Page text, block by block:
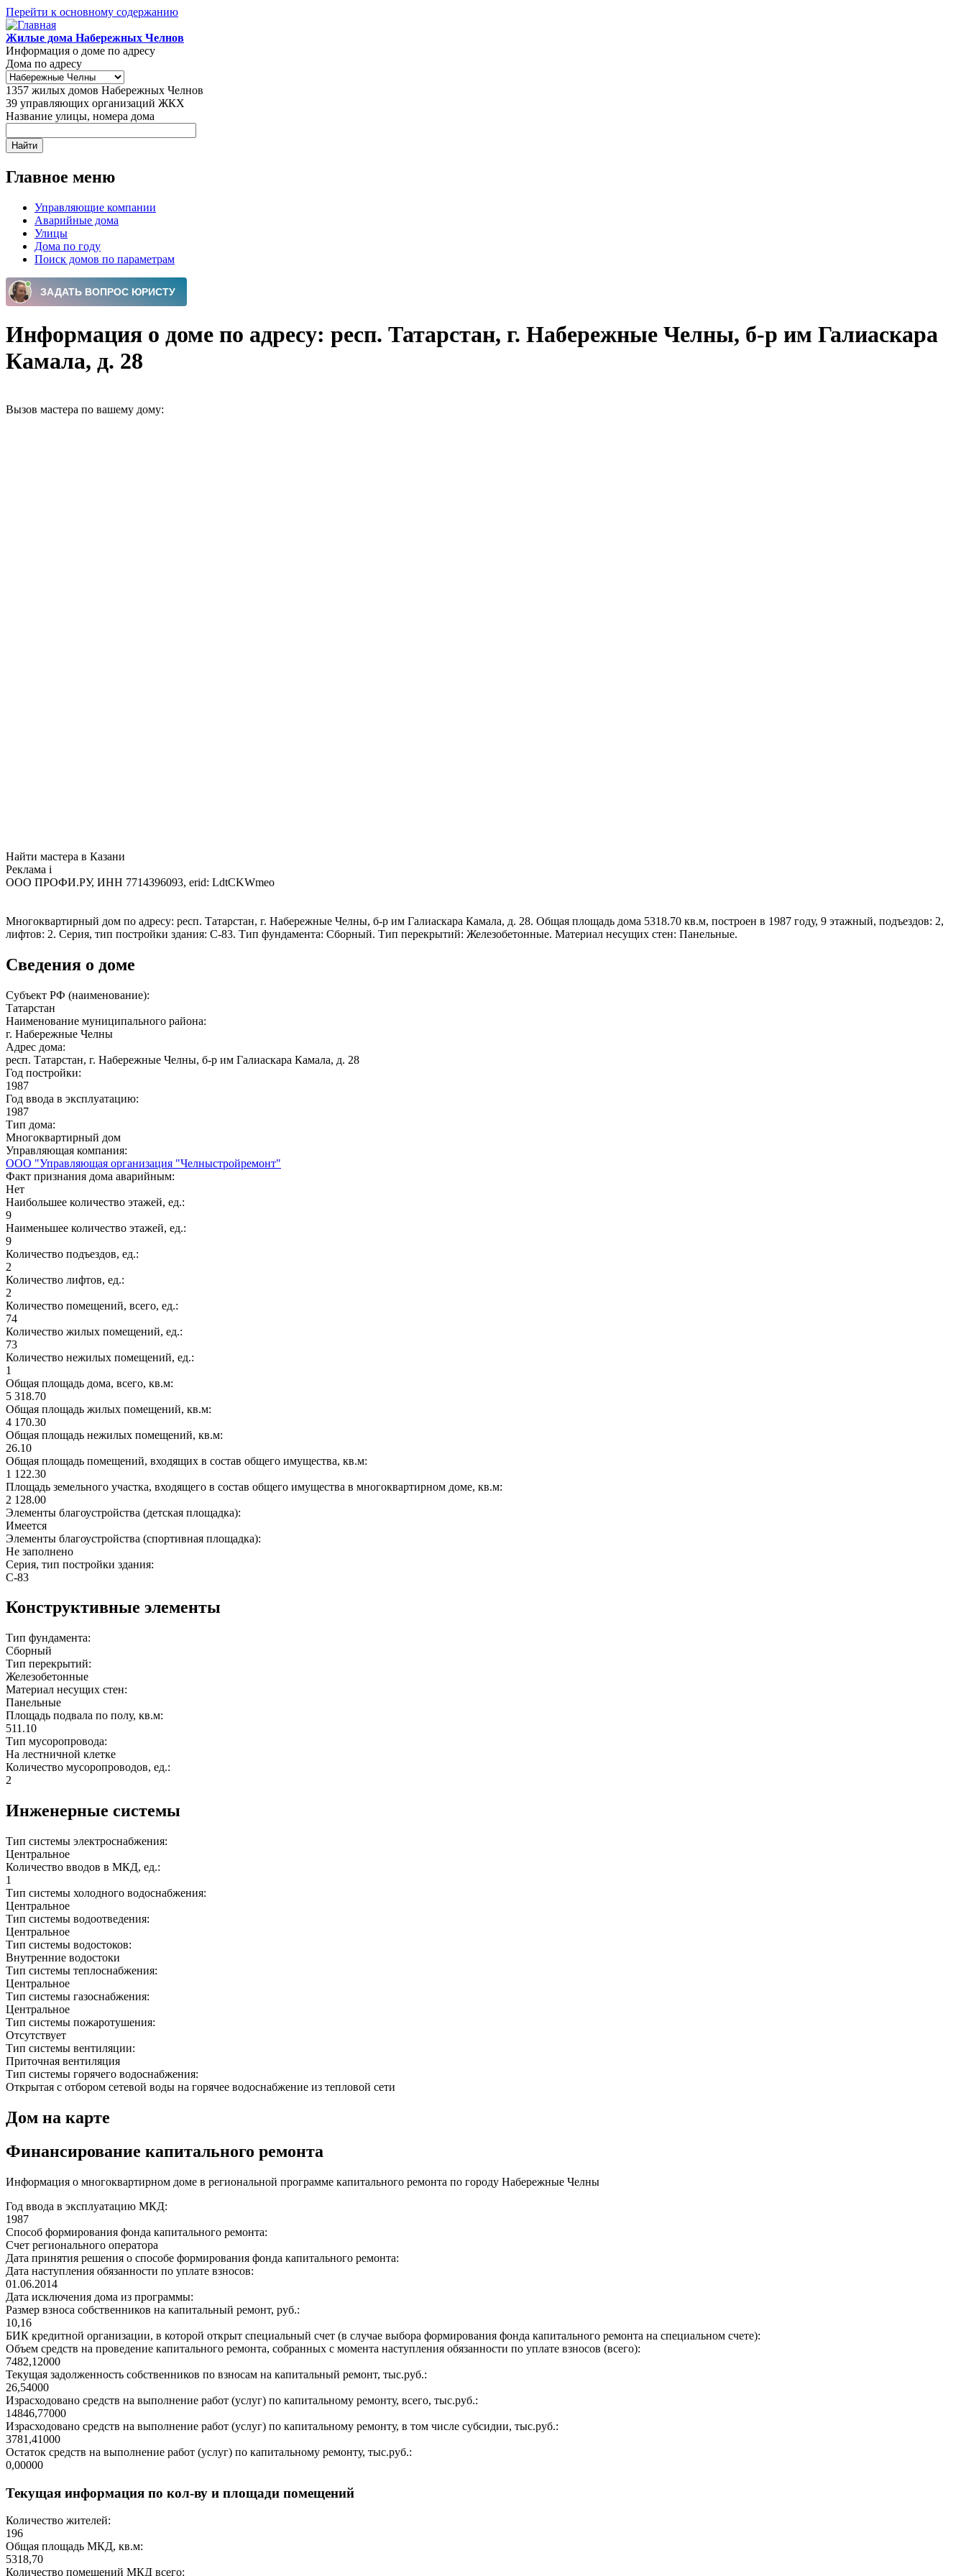
Перейти к основному содержанию
Жилые дома Набережных Челнов
Информация о доме по адресу
Дома по адресу
1357 жилых домов Набережных Челнов
39 управляющих организаций ЖКХ
Название улицы, номера дома
Главное меню
Управляющие компании
Аварийные дома
Улицы
Дома по году
Поиск домов по параметрам
Информация о доме по адресу: респ. Татарстан, г. Набережные Челны, б-р им Галиаскара
Камала, д. 28
Вызов мастера по вашему дому:
Найти мастера в Казани
Реклама i
ООО ПРОФИ.РУ, ИНН 7714396093, erid: LdtCKWmeo
Многоквартирный дом по адресу: респ. Татарстан, г. Набережные Челны, б-р им Галиаскара Камала, д. 28. Общая площадь дома 5318.70 кв.м, построен в 1987 году, 9 этажный, подъездов: 2,
лифтов: 2. Серия, тип постройки здания: С-83. Тип фундамента: Сборный. Тип перекрытий: Железобетонные. Материал несущих стен: Панельные.
Сведения о доме
Субъект РФ (наименование):
Татарстан
Наименование муниципального района:
г. Набережные Челны
Адрес дома:
респ. Татарстан, г. Набережные Челны, б-р им Галиаскара Камала, д. 28
Год постройки:
1987
Год ввода в эксплуатацию:
1987
Тип дома:
Многоквартирный дом
Управляющая компания:
ООО "Управляющая организация "Челныстройремонт"
Факт признания дома аварийным:
Нет
Наибольшее количество этажей, ед.:
9
Наименьшее количество этажей, ед.:
9
Количество подъездов, ед.:
2
Количество лифтов, ед.:
2
Количество помещений, всего, ед.:
74
Количество жилых помещений, ед.:
73
Количество нежилых помещений, ед.:
1
Общая площадь дома, всего, кв.м:
5 318.70
Общая площадь жилых помещений, кв.м:
4 170.30
Общая площадь нежилых помещений, кв.м:
26.10
Общая площадь помещений, входящих в состав общего имущества, кв.м:
1 122.30
Площадь земельного участка, входящего в состав общего имущества в многоквартирном доме, кв.м:
2 128.00
Элементы благоустройства (детская площадка):
Имеется
Элементы благоустройства (спортивная площадка):
Не заполнено
Серия, тип постройки здания:
С-83
Конструктивные элементы
Тип фундамента:
Сборный
Тип перекрытий:
Железобетонные
Материал несущих стен:
Панельные
Площадь подвала по полу, кв.м:
511.10
Тип мусоропровода:
На лестничной клетке
Количество мусоропроводов, ед.:
2
Инженерные системы
Тип системы электроснабжения:
Центральное
Количество вводов в МКД, ед.:
1
Тип системы холодного водоснабжения:
Центральное
Тип системы водоотведения:
Центральное
Тип системы водостоков:
Внутренние водостоки
Тип системы теплоснабжения:
Центральное
Тип системы газоснабжения:
Центральное
Тип системы пожаротушения:
Отсутствует
Тип системы вентиляции:
Приточная вентиляция
Тип системы горячего водоснабжения:
Открытая с отбором сетевой воды на горячее водоснабжение из тепловой сети
Дом на карте
Финансирование капитального ремонта
Информация о многоквартирном доме в региональной программе капитального ремонта по городу Набережные Челны
Год ввода в эксплуатацию МКД:
1987
Способ формирования фонда капитального ремонта:
Счет регионального оператора
Дата принятия решения о способе формирования фонда капитального ремонта:
Дата наступления обязанности по уплате взносов:
01.06.2014
Дата исключения дома из программы:
Размер взноса собственников на капитальный ремонт, руб.:
10,16
БИК кредитной организации, в которой открыт специальный счет (в случае выбора формирования фонда капитального ремонта на специальном счете):
Объем средств на проведение капитального ремонта, собранных с момента наступления обязанности по уплате взносов (всего):
7482,12000
Текущая задолженность собственников по взносам на капитальный ремонт, тыс.руб.:
26,54000
Израсходовано средств на выполнение работ (услуг) по капитальному ремонту, всего, тыс.руб.:
14846,77000
Израсходовано средств на выполнение работ (услуг) по капитальному ремонту, в том числе субсидии, тыс.руб.:
3781,41000
Остаток средств на выполнение работ (услуг) по капитальному ремонту, тыс.руб.:
0,00000
Текущая информация по кол-ву и площади помещений
Количество жителей:
196
Общая площадь МКД, кв.м:
5318,70
Количество помещений МКД всего: